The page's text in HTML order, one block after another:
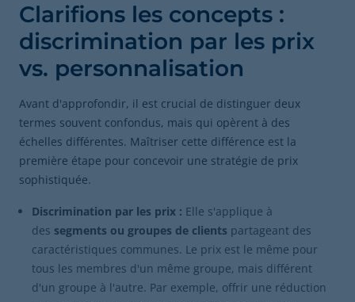
Clarifions les concepts :
discrimination par les prix
vs. personnalisation
Avant d'approfondir, il est crucial de distinguer deux
termes souvent confondus, mais qui opèrent à des
échelles différentes. Maîtriser cette différence est la
première étape pour concevoir une stratégie de prix
sophistiquée.
Discrimination par les prix : Elle s'applique à
des segments ou groupes de clients partageant des
caractéristiques communes. Le prix est le même pour
tous les membres d'un même groupe, mais différent
d'un groupe à l'autre. Par exemple, offrir une réduction